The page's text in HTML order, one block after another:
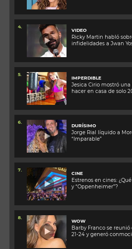
4.
VIDEO
Ricky Martin habló
infidelidades a Jwan
5.
IMPERDIBLE
Jesica Cirio mostró
hacer en casa de solo
6.
DURÍSIMO
Jorge Rial líquido a
“Imparable”
7.
CINE
Estrenos en cines:
y “Oppenheimer”?
8.
WOW
Barby Franco se
21-24 y generó